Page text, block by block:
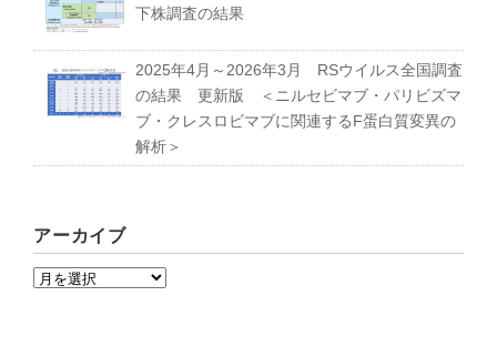
下株調査の結果
2025年4月～2026年3月 RSウイルス全国調査
の結果 更新版 ＜ニルセビマブ・パリビズマ
ブ・クレスロビマブに関連するF蛋白質変異の
解析＞
アーカイブ